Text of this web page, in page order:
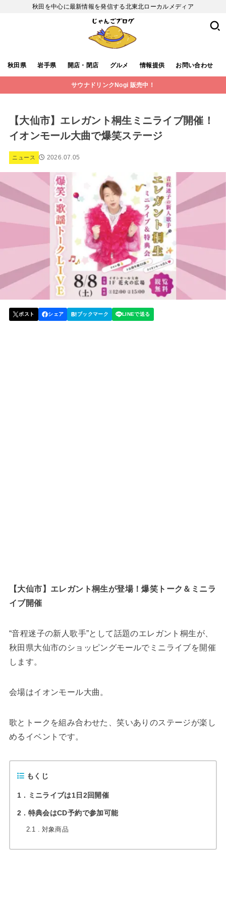
秋田を中心に最新情報を発信する北東北ローカルメディア
秋田県 岩手県 開店・閉店 グルメ 情報提供 お問い合わせ
サウナドリンクNogi 販売中！
【大仙市】エレガント桐生ミニライブ開催！
イオンモール大曲で爆笑ステージ
ニュース 2026.07.05
【大仙市】エレガント桐生が登場！爆笑トーク＆ミニラ
イブ開催
“音程迷子の新人歌手”として話題のエレガント桐生が、
秋田県大仙市のショッピングモールでミニライブを開催
します。
会場はイオンモール大曲。
歌とトークを組み合わせた、笑いありのステージが楽し
めるイベントです。
もくじ
1 ミニライブは1日2回開催
2 特典会はCD予約で参加可能
2.1 対象商品